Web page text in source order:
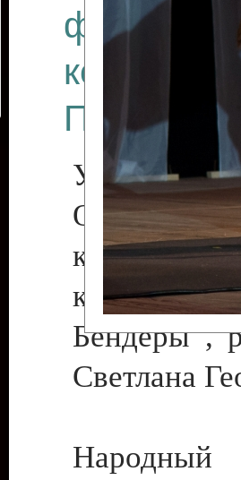
Участники
культуры
Бендеры ,
Светлана
Народный